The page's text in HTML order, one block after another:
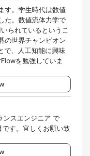
す。学生時代は数値
た。数値流体力学で
られているというこ
の世界チャンピオン
で、人工知能に興味
を勉強していま
ンスエンジニア で
す。宜しくお願い致